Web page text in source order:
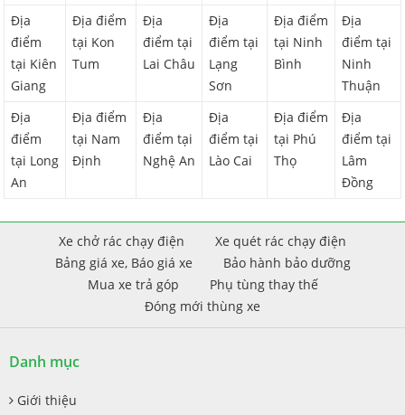
Địa
điểm
tại Kiên
Giang
Địa điểm
tại Kon
Tum
Địa
điểm tại
Lai Châu
Địa
điểm tại
Lạng
Sơn
Địa điểm
tại Ninh
Bình
Địa
điểm tại
Ninh
Thuận
Địa
điểm
tại Long
An
Địa điểm
tại Nam
Định
Địa
điểm tại
Nghệ An
Địa
điểm tại
Lào Cai
Địa điểm
tại Phú
Thọ
Địa
điểm tại
Lâm
Đồng
Xe chở rác chạy điện
Xe quét rác chạy điện
Bảng giá xe, Báo giá xe
Bảo hành bảo dưỡng
Mua xe trả góp
Phụ tùng thay thế
Đóng mới thùng xe
Danh mục
Giới thiệu